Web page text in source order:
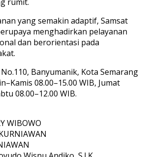
yang semakin adaptif, Samsat
menghadirkan pelayanan
dan berorientasi pada
Banyumanik, Kota Semarang
08.00–15.00 WIB, Jumat
08.00–12.00 WIB.